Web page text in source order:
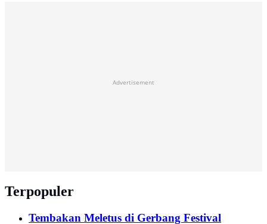
Advertisement
Terpopuler
Tembakan Meletus di Gerbang Festival